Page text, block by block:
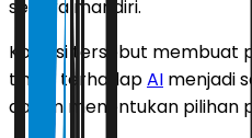
secara mandiri.
Kondisi tersebut membuat
tinggi terhadapAI menjadi
dalam menentukan pilihan